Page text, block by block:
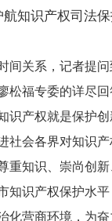
知识产权司法
关系，记者提问
松福专委的详尽回
产权就是保护创
社会各界对知识
重知识、崇尚创
知识产权保护水
化营商环境，为